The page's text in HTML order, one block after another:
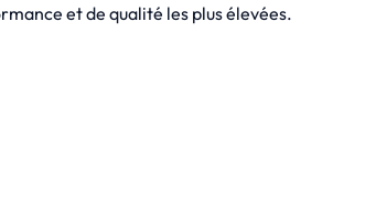
et de qualité les plus élevées.